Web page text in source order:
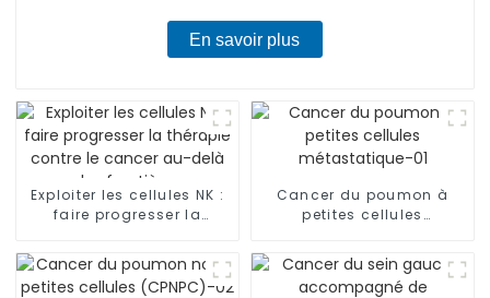
En savoir plus
Exploiter les cellules NK :
faire progresser la
au-delà des frontières
Cancer du poumon à
petites cellules